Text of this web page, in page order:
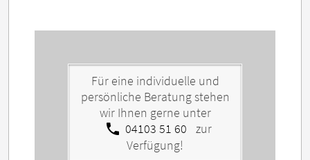
Für eine individuelle und
persönliche Beratung stehen
wir Ihnen gerne unter
call 04103 51 60
zur
Verfügung!